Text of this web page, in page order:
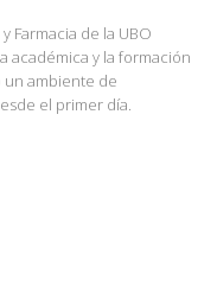
Farmacia de la UBO
académica y la formación
un ambiente de
el primer día.